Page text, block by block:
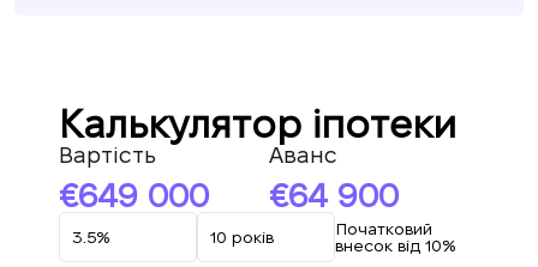
Калькулятор іпотеки
Вартість
649 000
Аванс
64 900
Початковий
внесок від 10%